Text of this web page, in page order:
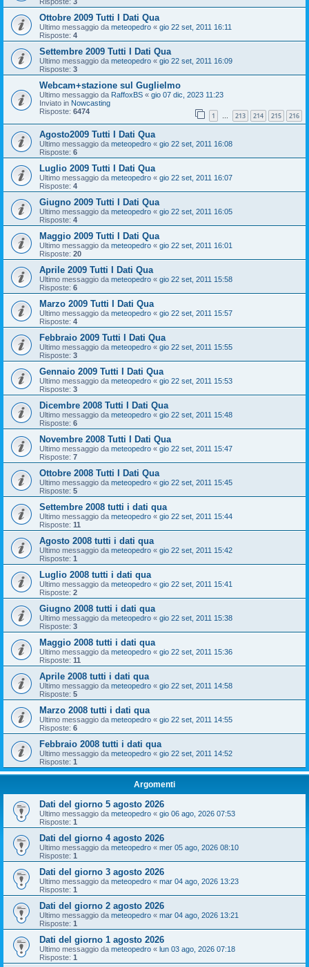
Ottobre 2009 Tutti I Dati Qua
Ultimo messaggio da meteopedro « gio 22 set, 2011 16:11
Risposte: 4
Settembre 2009 Tutti I Dati Qua
Ultimo messaggio da meteopedro « gio 22 set, 2011 16:09
Risposte: 3
Webcam+stazione sul Guglielmo
Ultimo messaggio da RaffoxBS « gio 07 dic, 2023 11:23
Inviato in Nowcasting
Risposte: 6474 1 … 213 214 215 216
Agosto2009 Tutti I Dati Qua
Ultimo messaggio da meteopedro « gio 22 set, 2011 16:08
Risposte: 6
Luglio 2009 Tutti I Dati Qua
Ultimo messaggio da meteopedro « gio 22 set, 2011 16:07
Risposte: 4
Giugno 2009 Tutti I Dati Qua
Ultimo messaggio da meteopedro « gio 22 set, 2011 16:05
Risposte: 4
Maggio 2009 Tutti I Dati Qua
Ultimo messaggio da meteopedro « gio 22 set, 2011 16:01
Risposte: 20
Aprile 2009 Tutti I Dati Qua
Ultimo messaggio da meteopedro « gio 22 set, 2011 15:58
Risposte: 6
Marzo 2009 Tutti I Dati Qua
Ultimo messaggio da meteopedro « gio 22 set, 2011 15:57
Risposte: 4
Febbraio 2009 Tutti I Dati Qua
Ultimo messaggio da meteopedro « gio 22 set, 2011 15:55
Risposte: 3
Gennaio 2009 Tutti I Dati Qua
Ultimo messaggio da meteopedro « gio 22 set, 2011 15:53
Risposte: 3
Dicembre 2008 Tutti I Dati Qua
Ultimo messaggio da meteopedro « gio 22 set, 2011 15:48
Risposte: 6
Novembre 2008 Tutti I Dati Qua
Ultimo messaggio da meteopedro « gio 22 set, 2011 15:47
Risposte: 7
Ottobre 2008 Tutti I Dati Qua
Ultimo messaggio da meteopedro « gio 22 set, 2011 15:45
Risposte: 5
Settembre 2008 tutti i dati qua
Ultimo messaggio da meteopedro « gio 22 set, 2011 15:44
Risposte: 11
Agosto 2008 tutti i dati qua
Ultimo messaggio da meteopedro « gio 22 set, 2011 15:42
Risposte: 1
Luglio 2008 tutti i dati qua
Ultimo messaggio da meteopedro « gio 22 set, 2011 15:41
Risposte: 2
Giugno 2008 tutti i dati qua
Ultimo messaggio da meteopedro « gio 22 set, 2011 15:38
Risposte: 3
Maggio 2008 tutti i dati qua
Ultimo messaggio da meteopedro « gio 22 set, 2011 15:36
Risposte: 11
Aprile 2008 tutti i dati qua
Ultimo messaggio da meteopedro « gio 22 set, 2011 14:58
Risposte: 5
Marzo 2008 tutti i dati qua
Ultimo messaggio da meteopedro « gio 22 set, 2011 14:55
Risposte: 6
Febbraio 2008 tutti i dati qua
Ultimo messaggio da meteopedro « gio 22 set, 2011 14:52
Risposte: 1
Argomenti
Dati del giorno 5 agosto 2026
Ultimo messaggio da meteopedro « gio 06 ago, 2026 07:53
Risposte: 1
Dati del giorno 4 agosto 2026
Ultimo messaggio da meteopedro « mer 05 ago, 2026 08:10
Risposte: 1
Dati del giorno 3 agosto 2026
Ultimo messaggio da meteopedro « mar 04 ago, 2026 13:23
Risposte: 1
Dati del giorno 2 agosto 2026
Ultimo messaggio da meteopedro « mar 04 ago, 2026 13:21
Risposte: 1
Dati del giorno 1 agosto 2026
Ultimo messaggio da meteopedro « lun 03 ago, 2026 07:18
Risposte: 1